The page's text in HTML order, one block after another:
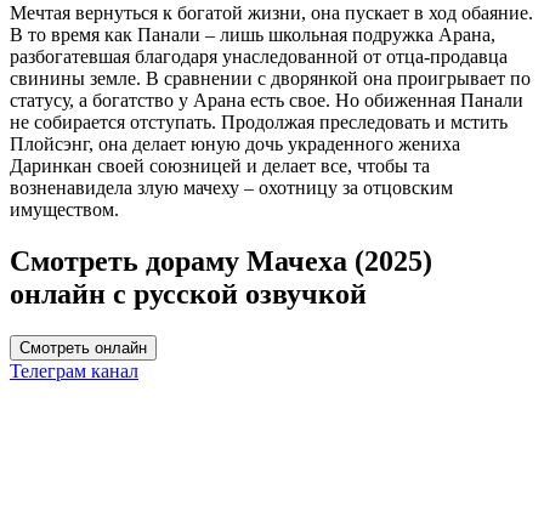
Мечтая вернуться к богатой жизни, она пускает в ход обаяние.
В то время как Панали – лишь школьная подружка Арана,
разбогатевшая благодаря унаследованной от отца-продавца
свинины земле. В сравнении с дворянкой она проигрывает по
статусу, а богатство у Арана есть свое. Но обиженная Панали
не собирается отступать. Продолжая преследовать и мстить
Плойсэнг, она делает юную дочь украденного жениха
Даринкан своей союзницей и делает все, чтобы та
возненавидела злую мачеху – охотницу за отцовским
имуществом.
Смотреть дораму Мачеха (2025)
онлайн с русской озвучкой
Смотреть онлайн
Телеграм канал